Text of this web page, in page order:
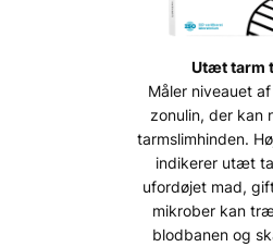
Utæt tarm
Måler niveauet
zonulin, der kan
tarmslimhinden.
indikerer utæt
ufordøjet mad,
mikrober kan
blodbanen og